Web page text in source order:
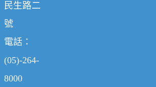
民生路二
號
電話：
(05)-264-
8000